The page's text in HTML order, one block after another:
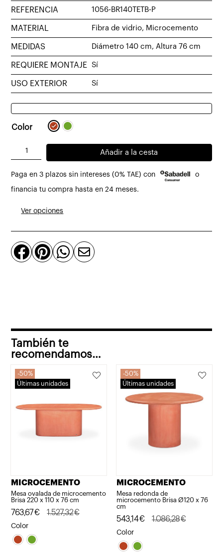
REFERENCIA 1056-BR140TETB-P
MATERIAL Fibra de vidrio, Microcemento
MEDIDAS Diámetro 140 cm, Altura 76 cm
REQUIERE MONTAJE Sí
USO EXTERIOR Sí
Color
Mesa
de
microcemento
x
76
cm
Añadir a la cesta
Paga en 3 plazos sin intereses (0% TAE) con o
financia tu compra hasta en 24 meses.
Ver opciones
   
También te
recomendamos…
50%
Últimas unidades
MICROCEMENTO
Mesa ovalada de microcemento
Brisa 220 x 110 x 76 cm
1.527,32€
El
precio
original
763,67€
El
precio
actual
Color
50%
Últimas unidades
MICROCEMENTO
Mesa redonda de
microcemento Brisa Ø120 x 76
cm
1.086,28€
El
precio
original
543,14€
El
precio
actual
Color